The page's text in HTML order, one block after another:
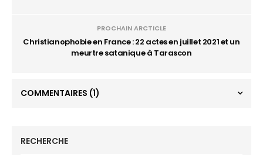
PROCHAIN ARCTICLE
Christianophobie en France : 22 actes en juillet 2021 et un
meurtre satanique à Tarascon
COMMENTAIRES (1)
RECHERCHE